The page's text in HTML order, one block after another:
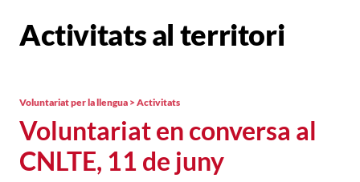
Activitats al territori
Voluntariat en conversa al
CNLTE, 11 de juny
Voluntariat per la llengua > Activitats